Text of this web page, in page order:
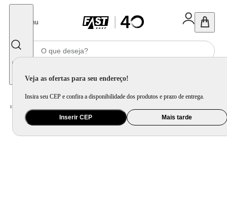
Menu
Veja as ofertas para seu endereço!
Insira seu CEP e confira a disponibilidade dos produtos e prazo de entrega.
Inserir CEP Mais tarde
Home